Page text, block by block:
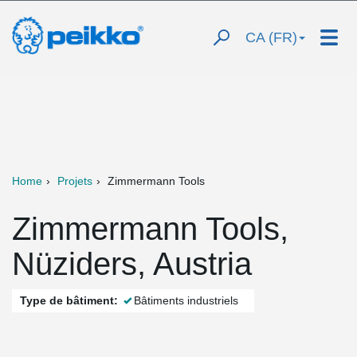
CA (FR)
Home Projets Zimmermann Tools
Zimmermann Tools,
Nüziders, Austria
Type de bâtiment: Bâtiments industriels